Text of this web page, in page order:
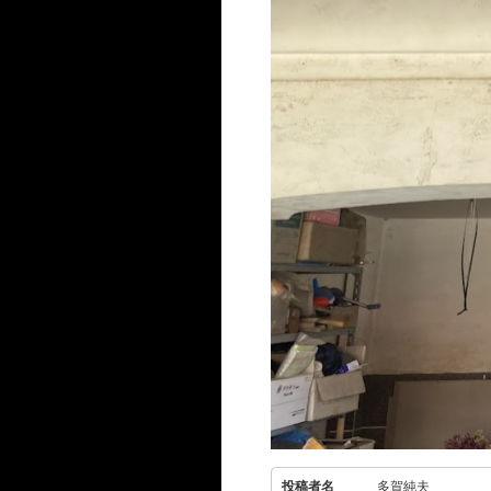
投稿者名 多賀純夫